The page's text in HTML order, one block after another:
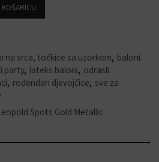
na srca, točkice sa uzorkom, baloni
party, lateks baloni, odrasli
, rođendan djevojčice, sve za
Spots Gold Metallic